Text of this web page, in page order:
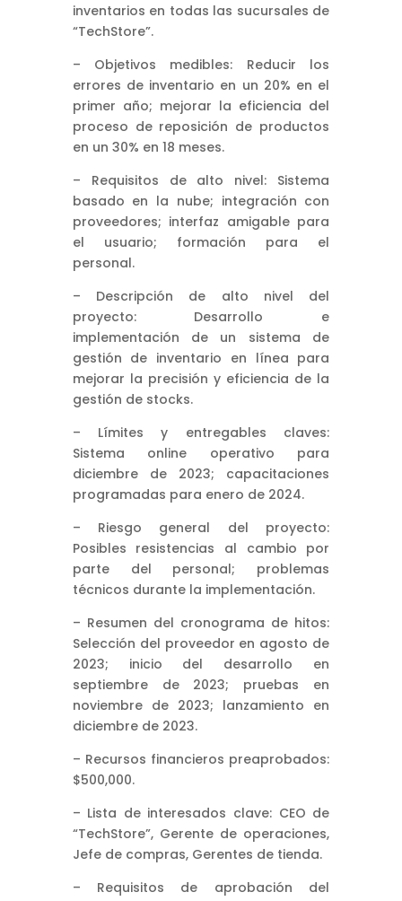
inventarios en todas las sucursales de
“TechStore”.
– Objetivos medibles: Reducir los
errores de inventario en un 20% en el
primer año; mejorar la eficiencia del
proceso de reposición de productos
en un 30% en 18 meses.
– Requisitos de alto nivel: Sistema
basado en la nube; integración con
proveedores; interfaz amigable para
el usuario; formación para el
personal.
– Descripción de alto nivel del
proyecto: Desarrollo e
implementación de un sistema de
gestión de inventario en línea para
mejorar la precisión y eficiencia de la
gestión de stocks.
– Límites y entregables claves:
Sistema online operativo para
diciembre de 2023; capacitaciones
programadas para enero de 2024.
– Riesgo general del proyecto:
Posibles resistencias al cambio por
parte del personal; problemas
técnicos durante la implementación.
– Resumen del cronograma de hitos:
Selección del proveedor en agosto de
2023; inicio del desarrollo en
septiembre de 2023; pruebas en
noviembre de 2023; lanzamiento en
diciembre de 2023.
– Recursos financieros preaprobados:
$500,000.
– Lista de interesados clave: CEO de
“TechStore”, Gerente de operaciones,
Jefe de compras, Gerentes de tienda.
– Requisitos de aprobación del